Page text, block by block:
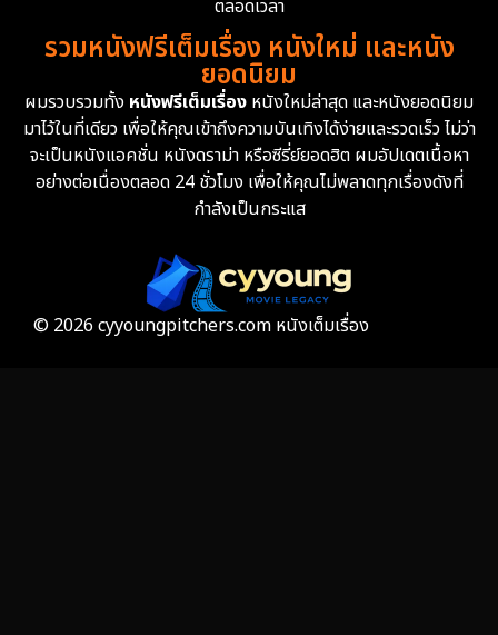
Family ครอบครัว 360
Fantasy จินตนาการ 327
Fiction 9
ตลอดเวลา
รวมหนังฟรีเต็มเรื่อง หนังใหม่ และหนัง
ยอดนิยม
ผมรวบรวมทั้ง หนังฟรีเต็มเรื่อง หนังใหม่ล่าสุด และหนังยอดนิยม
มาไว้ในที่เดียว เพื่อให้คุณเข้าถึงความบันเทิงได้ง่ายและรวดเร็ว ไม่ว่า
จะเป็นหนังแอคชั่น หนังดราม่า หรือซีรี่ย์ยอดฮิต ผมอัปเดตเนื้อหา
อย่างต่อเนื่องตลอด 24 ชั่วโมง เพื่อให้คุณไม่พลาดทุกเรื่องดังที่
กำลังเป็นกระแส
© 2026 cyyoungpitchers.com หนังเต็มเรื่อง